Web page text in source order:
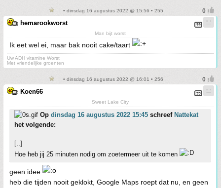
• dinsdag 16 augustus 2022 @ 15:56 • 255
hemarookworst
Man bijt worst
Ik eet wel ei, maar bak nooit cake/taart
Uw ADH vitamine Worst
Met vriendelijke groenten
• dinsdag 16 augustus 2022 @ 16:01 • 256
Koen66
Sweet Lake City
Op dinsdag 16 augustus 2022 15:45 schreef Nattekat
het volgende:
[..]
Hoe heb jij 25 minuten nodig om zoetermeer uit te komen
geen idee
heb die tijden nooit geklokt, Google Maps roept dat nu, en geen